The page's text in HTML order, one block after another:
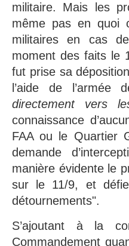
militaire. Mais les
même pas en quoi
militaires en cas
moment des faits le
fut prise sa
l’aide de l’armée
directement vers
connaissance
FAA ou le Quartier
demande
manière évidente le
sur le 11/9, et
détournements".
S’ajoutant à la
Commandement